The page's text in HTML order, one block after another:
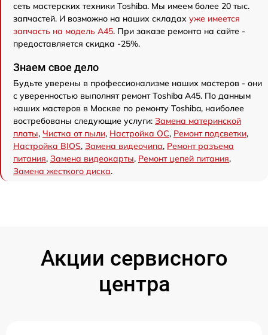
сеть мастерских техники Toshiba. Мы имеем более 20 тыс.
запчастей. И возможно на наших складах уже имеется
запчасть на модель A45. При заказе ремонта на сайте -
предоставляется скидка -25%.
Знаем свое дело
Будьте уверены в профессионализме наших мастеров - они
с уверенностью выполнят ремонт Toshiba A45. По данным
наших мастеров в Москве по ремонту Toshiba, наиболее
востребованы следующие услуги: Замена материнской
платы, Чистка от пыли, Настройка ОС, Ремонт подсветки,
Настройка BIOS, Замена видеочипа, Ремонт разъема
питания, Замена видеокарты, Ремонт цепей питания,
Замена жесткого диска.
Акции сервисного
центра